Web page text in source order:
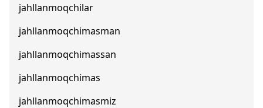
jahllanmoqchilar
jahllanmoqchimasman
jahllanmoqchimassan
jahllanmoqchimas
jahllanmoqchimasmiz